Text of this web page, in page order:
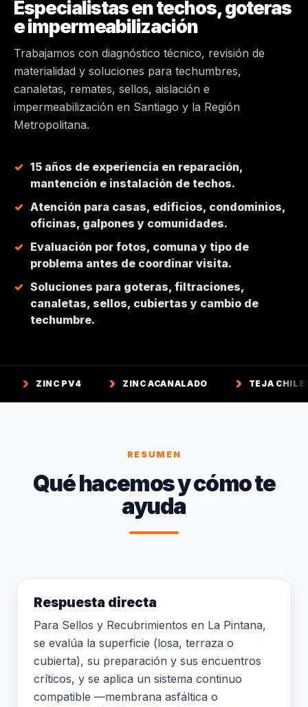
MAIPÚ
PEÑALOLÉN
HUECHURABA
COLINA
CHICUREO
Especialistas en techos, goteras
e impermeabilización
Trabajamos con diagnóstico técnico, revisión de
materialidad y soluciones para techumbres,
canaletas, remates, sellos, aislación e
impermeabilización en Santiago y la Región
Metropolitana.
15 años de experiencia en reparación,
mantención e instalación de techos.
Atención para casas, edificios, condominios,
oficinas, galpones y comunidades.
Evaluación por fotos, comuna y tipo de
problema antes de coordinar visita.
Soluciones para goteras, filtraciones,
canaletas, sellos, cubiertas y cambio de
techumbre.
PV4 ZINC ACANALADO TEJA CHILENA
RESUMEN
Qué hacemos y cómo te
ayuda
Respuesta directa
Para Sellos y Recubrimientos en La Pintana,
se evalúa la superficie (losa, terraza o
cubierta), su preparación y sus encuentros
críticos, y se aplica un sistema continuo
compatible —membrana asfáltica o